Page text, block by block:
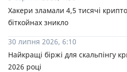
Хакери зламали 4,5 тисячі
біткойнах зникло
30 липня 2026, 6:10
Найкращі біржі для скальпінгу
2026 році